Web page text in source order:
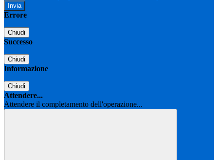
Errore
Chiudi
Successo
Chiudi
Informazione
Chiudi
Attendere...
Attendere il completamento dell'operazione...